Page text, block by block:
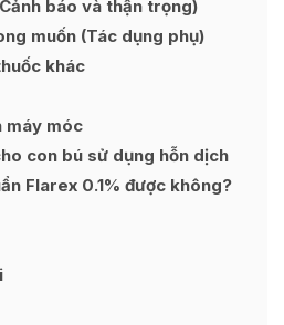
báo và thận trọng)
muốn (Tác dụng phụ)
khác
máy móc
con bú sử dụng hỗn dịch
Flarex 0.1% được không?